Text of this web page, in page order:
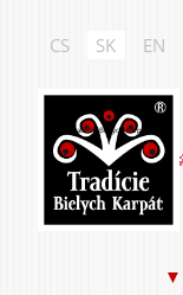
obsah
Tradície Bielych Karpát
CS SK EN